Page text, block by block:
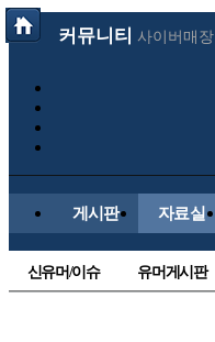
커뮤니티 사이버매장
게시판 자료실
신유머/이슈 유머게시판